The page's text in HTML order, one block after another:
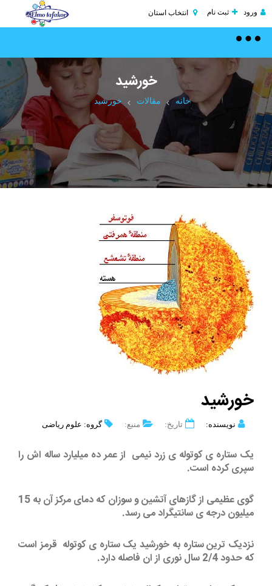
ورود ثبت نام انتخاب استان
Toggle
خورشید
خانه مقالات خورشید
خورشید
نویسنده: تاریخ: منبع: گروه: علوم ریاضی
یک ستاره ی کوتوله ی زرد نیمی از عمر ده میلیارد ساله اش را
سپری کرده است.
گوی عظیمی از گازهای آتشین و سوزان که دمای مرکز آن به 15
میلیون درجه ی سانتیگراد می رسد.
نزدیک ترین ستاره به خورشید یک ستاره ی کوتوله قرمز است
که حدود 2/4 سال نوری از ان فاصله دارد.